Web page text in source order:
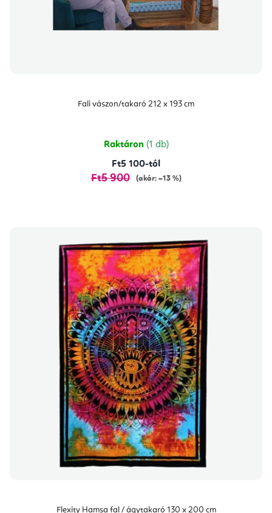
Fali vászon/takaró 212 x 193 cm
Raktáron (1 db)
Ft5 100-tól
Ft5 900 (akár: –13 %)
Flexity Hamsa fal / ágytakaró 130 x 200 cm